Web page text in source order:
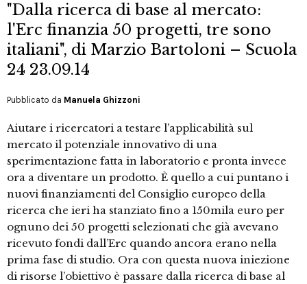
"Dalla ricerca di base al mercato:
l'Erc finanzia 50 progetti, tre sono
italiani", di Marzio Bartoloni – Scuola
24 23.09.14
Pubblicato da Manuela Ghizzoni
Aiutare i ricercatori a testare l’applicabilità sul
mercato il potenziale innovativo di una
sperimentazione fatta in laboratorio e pronta invece
ora a diventare un prodotto. È quello a cui puntano i
nuovi finanziamenti del Consiglio europeo della
ricerca che ieri ha stanziato fino a 150mila euro per
ognuno dei 50 progetti selezionati che già avevano
ricevuto fondi dall’Erc quando ancora erano nella
prima fase di studio. Ora con questa nuova iniezione
di risorse l’obiettivo è passare dalla ricerca di base al